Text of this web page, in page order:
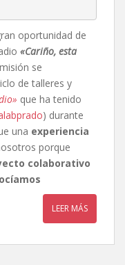
oportunidad de
«Cariño, esta
se
de talleres y
que ha tenido
) durante
una experiencia
porque
colaborativo
LEER MÁS